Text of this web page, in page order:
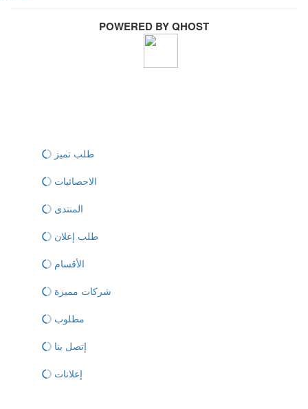
POWERED BY QHOST
طلب تميز
الاحصائيات
المنتدى
طلب إعلان
الأقسام
شركات مميزة
مطلوب
إتصل بنا
إعلانات